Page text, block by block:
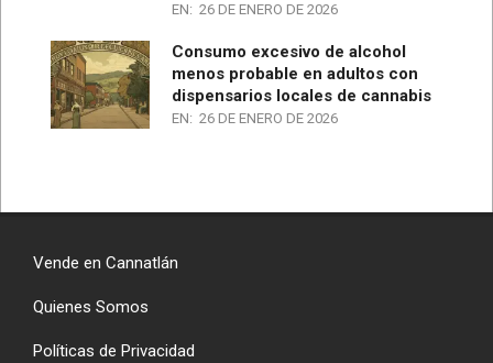
EN: 26 DE ENERO DE 2026
Consumo excesivo de alcohol
menos probable en adultos con
dispensarios locales de cannabis
EN: 26 DE ENERO DE 2026
Vende en Cannatlán
Quienes Somos
Políticas de Privacidad